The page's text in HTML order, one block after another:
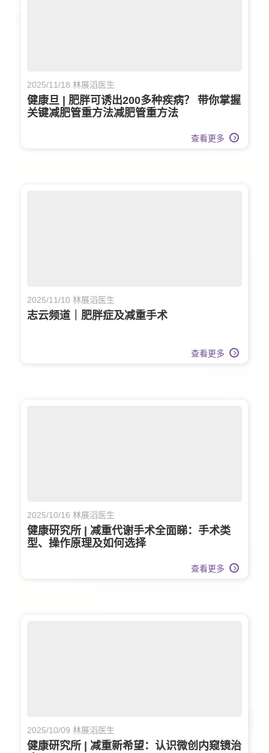
2025/11/18 林展滔医生
健康旦 | 肥胖可诱出200多种疾病？ 带你掌握
关键减肥管重方法减肥管重方法
查看更多
2025/11/10 林展滔医生
志云频道｜肥胖症及减重手术
查看更多
2025/10/16 林展滔医生
健康研究所 | 减重代谢手术全面睇：手术类
型、操作原理及如何选择
查看更多
2025/10/09 林展滔医生
健康研究所 | 减重新希望：认识微创内窥镜治